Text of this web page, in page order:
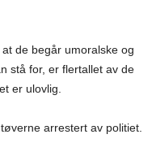
de begår umoralske og
stå for, er flertallet av de
er ulovlig.
arrestert av politiet.